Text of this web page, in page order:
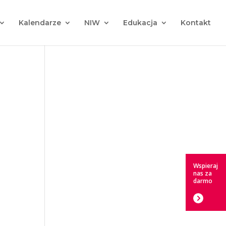
Kalendarze NIW Edukacja Kontakt
Wspieraj
nas za
darmo